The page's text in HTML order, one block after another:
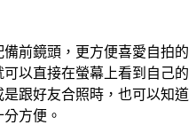
前鏡頭，更方便喜愛自拍的
以直接在螢幕上看到自己的
跟好友合照時，也可以知道
方便。